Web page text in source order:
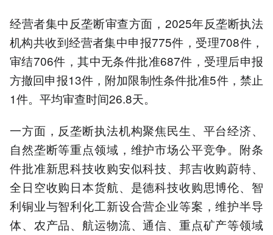
经营者集中反垄断审查方面，2025年反垄断执法
机构共收到经营者集中申报775件，受理708件，
审结706件，其中无条件批准687件，受理后申报
方撤回申报13件，附加限制性条件批准5件，禁止
1件。平均审查时间26.8天。
一方面，反垄断执法机构聚焦民生、平台经济、
自然垄断等重点领域，维护市场公平竞争。附条
件批准新思科技收购安似科技、邦吉收购蔚特、
全日空收购日本货航、是德科技收购思博伦、智
利铜业与智利化工新设合营企业等案，维护半导
体、农产品、航运物流、通信、重点矿产等领域